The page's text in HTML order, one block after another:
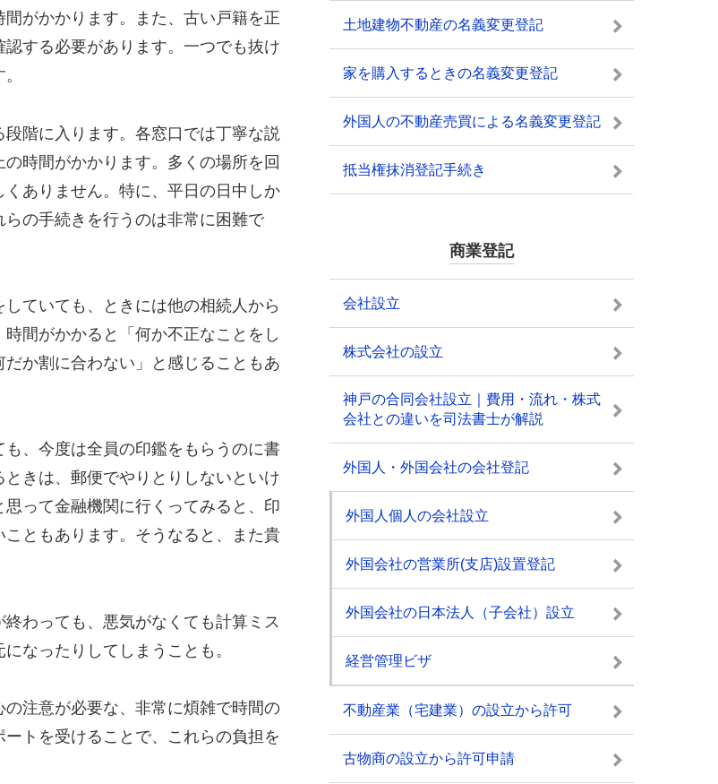
がかかります。また、古い戸籍を正
する必要があります。一つでも抜け
階に入ります。各窓口では丁寧な説
時間がかかります。多くの場所を回
ありません。特に、平日の日中しか
の手続きを行うのは非常に困難で
ていても、ときには他の相続人から
間がかかると「何か不正なことをし
か割に合わない」と感じることもあ
、今度は全員の印鑑をもらうのに書
きは、郵便でやりとりしないといけ
って金融機関に行くってみると、印
ともあります。そうなると、また貴
わっても、悪気がなくても計算ミス
なったりしてしまうことも。
注意が必要な、非常に煩雑で時間の
トを受けることで、これらの負担を
土地建物不動産の名義変更登記
家を購入するときの名義変更登記
外国人の不動産売買による名義変更登記
抵当権抹消登記手続き
商業登記
会社設立
株式会社の設立
神戸の合同会社設立｜費用・流れ・株式
会社との違いを司法書士が解説
外国人・外国会社の会社登記
外国人個人の会社設立
外国会社の営業所(支店)設置登記
外国会社の日本法人（子会社）設立
経営管理ビザ
不動産業（宅建業）の設立から許可
古物商の設立から許可申請